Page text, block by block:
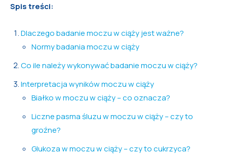
Spis treści:
Dlaczego badanie moczu w ciąży jest ważne?
Normy badania moczu w ciąży
Co ile należy wykonywać badanie moczu w ciąży?
Interpretacja wyników moczu w ciąży
Białko w moczu w ciąży – co oznacza?
Liczne pasma śluzu w moczu w ciąży – czy to
groźne?
Glukoza w moczu w ciąży – czy to cukrzyca?